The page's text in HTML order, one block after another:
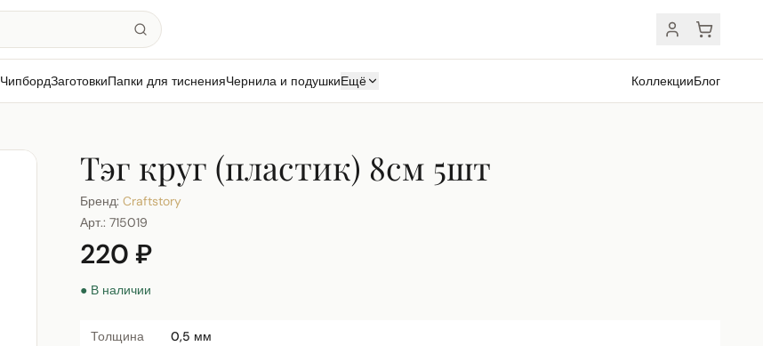
ЧипбордЗаготовкиПапки для тисненияЧернила и подушкиЕщё КоллекцииБлог
Тэг круг (пластик) 8см 5шт
Бренд: Craftstory
Арт.: 715019
220 ₽
● В наличии
Толщина
0,5 мм